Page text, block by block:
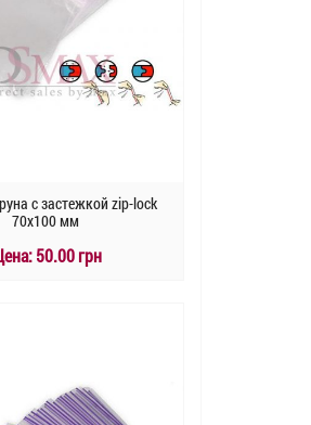
с застежкой zip-lock
70х100 мм
50.00 грн